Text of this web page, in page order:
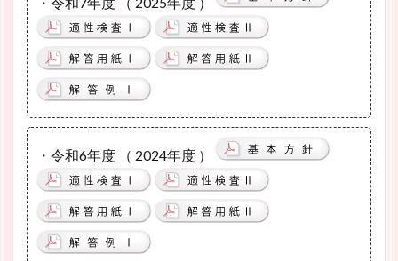
・令和6年度 （ 2024年度 ）